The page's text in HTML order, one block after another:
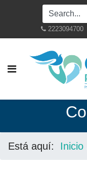
2223094700
Co
Está aquí: Inicio